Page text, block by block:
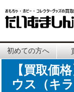
初めての方へ
【買取価
ウス（キ